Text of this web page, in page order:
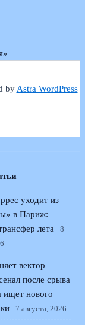
byAstra WordPress
уходит из
в Париж:
лета
8
вектор
после срыва
ищет нового
7 августа, 2026